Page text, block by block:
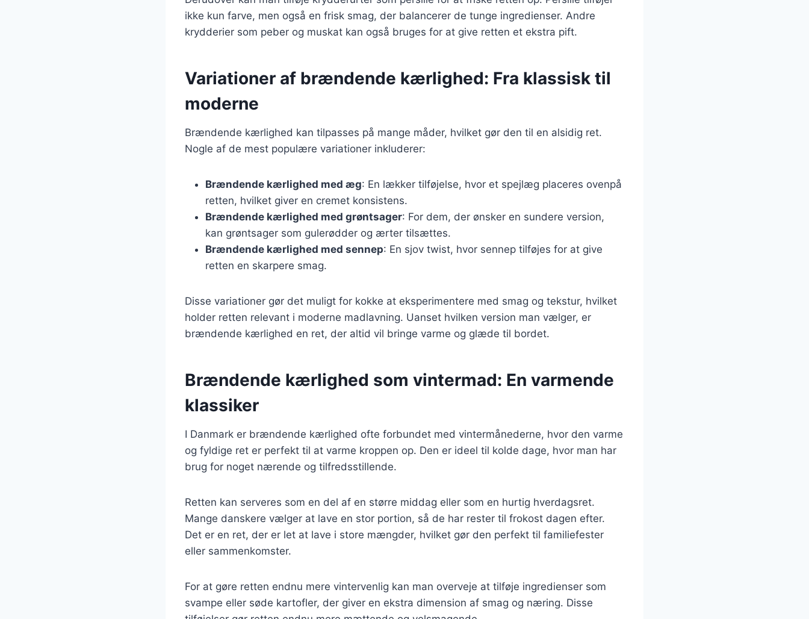
ikke kun farve, men også en frisk smag, der balancerer de tunge ingredienser. Andre
krydderier som peber og muskat kan også bruges for at give retten et ekstra pift.
Variationer af brændende kærlighed: Fra klassisk til
moderne
Brændende kærlighed kan tilpasses på mange måder, hvilket gør den til en alsidig ret.
Nogle af de mest populære variationer inkluderer:
Brændende kærlighed med æg: En lækker tilføjelse, hvor et spejlæg placeres ovenpå
retten, hvilket giver en cremet konsistens.
Brændende kærlighed med grøntsager: For dem, der ønsker en sundere version,
kan grøntsager som gulerødder og ærter tilsættes.
Brændende kærlighed med sennep: En sjov twist, hvor sennep tilføjes for at give
retten en skarpere smag.
Disse variationer gør det muligt for kokke at eksperimentere med smag og tekstur, hvilket
holder retten relevant i moderne madlavning. Uanset hvilken version man vælger, er
brændende kærlighed en ret, der altid vil bringe varme og glæde til bordet.
Brændende kærlighed som vintermad: En varmende
klassiker
I Danmark er brændende kærlighed ofte forbundet med vintermånederne, hvor den varme
og fyldige ret er perfekt til at varme kroppen op. Den er ideel til kolde dage, hvor man har
brug for noget nærende og tilfredsstillende.
Retten kan serveres som en del af en større middag eller som en hurtig hverdagsret.
Mange danskere vælger at lave en stor portion, så de har rester til frokost dagen efter.
Det er en ret, der er let at lave i store mængder, hvilket gør den perfekt til familiefester
eller sammenkomster.
For at gøre retten endnu mere vintervenlig kan man overveje at tilføje ingredienser som
svampe eller søde kartofler, der giver en ekstra dimension af smag og næring. Disse